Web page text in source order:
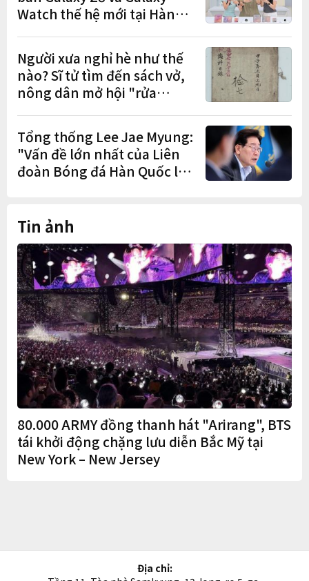
Watch thế hệ mới tại Hàn
đơn đặt trước
Người xưa nghỉ hè như thế
nào? Sĩ tử tìm đến sách vở,
nông dân mở hội "rửa
Tổng thống Lee Jae Myung:
"Vấn đề lớn nhất của Liên
đoàn Bóng đá Hàn Quốc là
Tin ảnh
80.000 ARMY đồng thanh hát "Arirang", BTS
tái khởi động chặng lưu diễn Bắc Mỹ tại
New York – New Jersey
Địa chỉ: